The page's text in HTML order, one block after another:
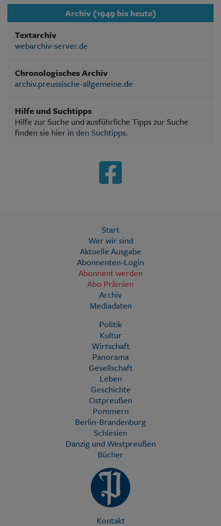
Archiv (1949 bis heute)
Textarchiv
webarchiv-server.de
Chronologisches Archiv
archiv.preussische-allgemeine.de
Hilfe und Suchtipps
Hilfe zur Suche und ausführliche Tipps zur Suche
finden sie hier in den Suchtipps.
Start
Wer wir sind
Aktuelle Ausgabe
Abonnenten-Login
Abonnent werden
Abo Prämien
Archiv
Mediadaten
Politik
Kultur
Wirtschaft
Panorama
Gesellschaft
Leben
Geschichte
Ostpreußen
Pommern
Berlin-Brandenburg
Schlesien
Danzig und Westpreußen
Bücher
Kontakt